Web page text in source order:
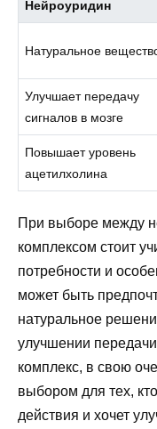
Нейроуридин
Натуральное
Улучшает передачу
сигналов в мозге
Повышает уровень
ацетилхолина
При выборе между
комплексом стоит
потребности и
может быть
натуральное
улучшении
комплекс, в свою
выбором для тех,
действия и хочет